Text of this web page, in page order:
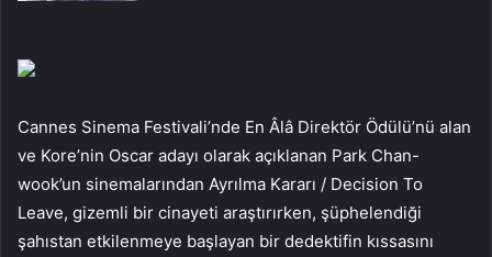
Cannes Sinema Festivali’nde En Âlâ Direktör Ödülü’nü alan
ve Kore’nin Oscar adayı olarak açıklanan Park Chan-
wook’un sinemalarından Ayrılma Kararı / Decision To
Leave, gizemli bir cinayeti araştırırken, şüphelendiği
şahıstan etkilenmeye başlayan bir dedektifin kıssasını